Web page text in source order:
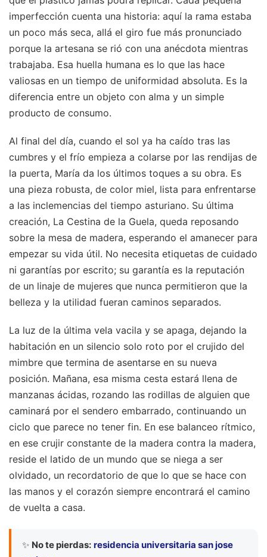
imperfección cuenta una historia: aquí la rama estaba
un poco más seca, allá el giro fue más pronunciado
porque la artesana se rió con una anécdota mientras
trabajaba. Esa huella humana es lo que las hace
valiosas en un tiempo de uniformidad absoluta. Es la
diferencia entre un objeto con alma y un simple
producto de consumo.
Al final del día, cuando el sol ya ha caído tras las
cumbres y el frío empieza a colarse por las rendijas de
la puerta, María da los últimos toques a su obra. Es
una pieza robusta, de color miel, lista para enfrentarse
a las inclemencias del tiempo asturiano. Su última
creación, La Cestina de la Guela, queda reposando
sobre la mesa de madera, esperando el amanecer para
empezar su vida útil. No necesita etiquetas de cuidado
ni garantías por escrito; su garantía es la reputación
de un linaje de mujeres que nunca permitieron que la
belleza y la utilidad fueran caminos separados.
La luz de la última vela vacila y se apaga, dejando la
habitación en un silencio solo roto por el crujido del
mimbre que termina de asentarse en su nueva
posición. Mañana, esa misma cesta estará llena de
manzanas ácidas, rozando las rodillas de alguien que
caminará por el sendero embarrado, continuando un
ciclo que parece no tener fin. En ese balanceo rítmico,
en ese crujir constante de la madera contra la madera,
reside el latido de un mundo que se niega a ser
olvidado, un recordatorio de que lo que se hace con
las manos y el corazón siempre encontrará el camino
de vuelta a casa.
✨ No te pierdas: residencia universitaria san jose